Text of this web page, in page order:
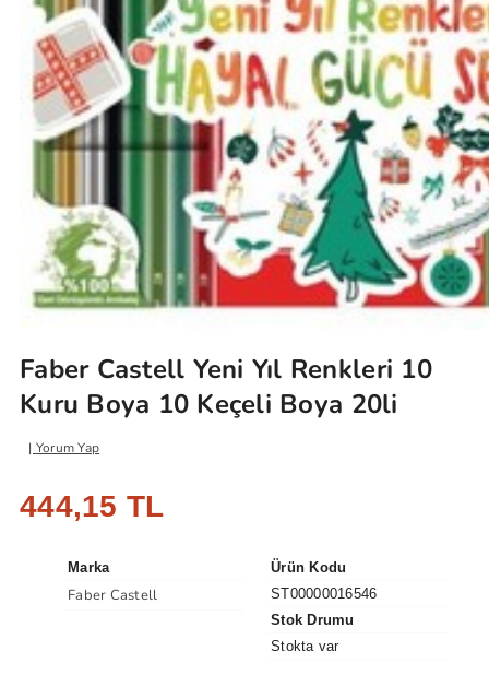
Faber Castell Yeni Yıl Renkleri 10
Kuru Boya 10 Keçeli Boya 20li
Yorum Yap
444,15 TL
Marka
Faber Castell
Ürün Kodu
ST00000016546
Stok Drumu
Stokta var